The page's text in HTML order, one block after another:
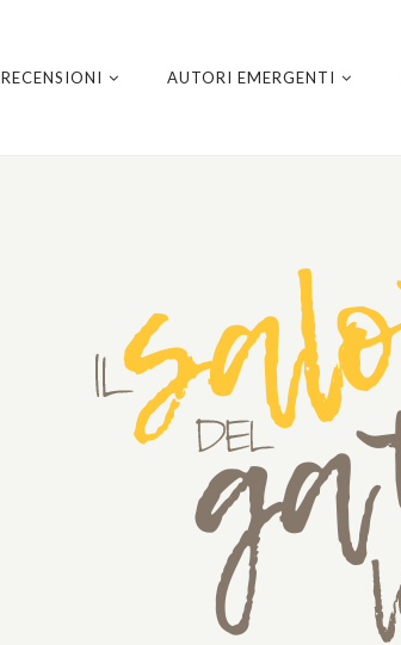
RECENSIONI AUTORI EMERGENTI